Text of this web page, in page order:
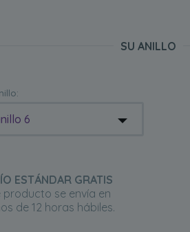
SU ANILLO
6
ESTÁNDAR GRATIS
producto se envía en
de 12 horas hábiles.